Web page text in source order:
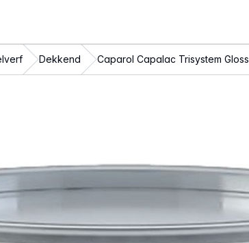
Dekkend Caparol Capalac Trisystem Gloss